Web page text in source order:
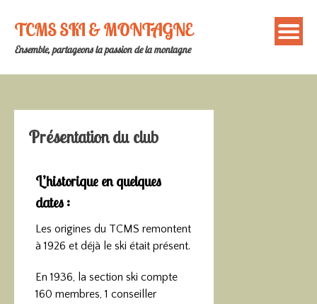
TCMS SKI & MONTAGNE
Ensemble, partageons la passion de la montagne
Présentation du club
L’historique en quelques
dates :
Les origines du TCMS remontent
à 1926 et déjà le ski était présent.
En 1936, la section ski compte
160 membres, 1 conseiller